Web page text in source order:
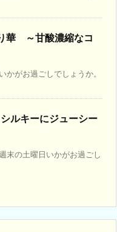
華 ～甘酸濃縮なコ
かがお過ごしでしょうか。
ルキーにジューシー
末の土曜日いかがお過ごし